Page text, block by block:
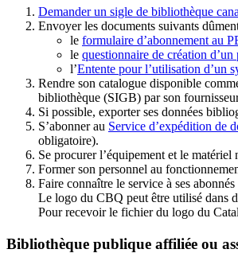
Demander un sigle de bibliothèque
Envoyer les documents suivants
le formulaire d’abonnement au
le questionnaire de création
l’Entente pour l’utilisation d’un
Rendre son catalogue disponible
bibliothèque (SIGB) par son fournisseur
Si possible, exporter ses données
S’abonner au Service d’expédition de
obligatoire).
Se procurer l’équipement et le matériel
Former son personnel au
Faire connaître le service à ses
Le logo du CBQ peut être utilisé dans
Pour recevoir le fichier du logo du
Bibliothèque publique affiliée ou